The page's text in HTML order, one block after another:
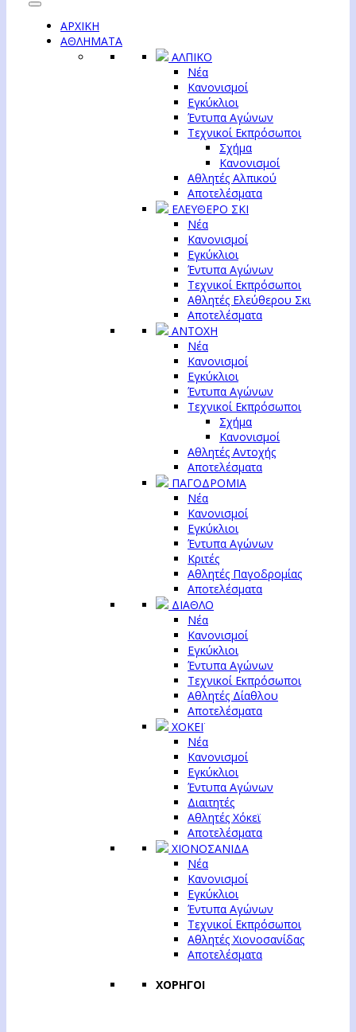
ΑΡΧΙΚΗ
ΑΘΛΗΜΑΤΑ
ΑΛΠΙΚΟ
Νέα
Κανονισμοί
Εγκύκλιοι
Έντυπα Αγώνων
Τεχνικοί Εκπρόσωποι
Σχήμα
Κανονισμοί
Αθλητές Αλπικού
Αποτελέσματα
ΕΛΕΥΘΕΡΟ ΣΚΙ
Νέα
Κανονισμοί
Εγκύκλιοι
Έντυπα Αγώνων
Τεχνικοί Εκπρόσωποι
Αθλητές Ελεύθερου Σκι
Αποτελέσματα
ΑΝΤΟΧΗ
Νέα
Κανονισμοί
Εγκύκλιοι
Έντυπα Αγώνων
Τεχνικοί Εκπρόσωποι
Σχήμα
Κανονισμοί
Αθλητές Αντοχής
Αποτελέσματα
ΠΑΓΟΔΡΟΜΙΑ
Νέα
Κανονισμοί
Εγκύκλιοι
Έντυπα Αγώνων
Κριτές
Αθλητές Παγοδρομίας
Αποτελέσματα
ΔΙΑΘΛΟ
Νέα
Κανονισμοί
Εγκύκλιοι
Έντυπα Αγώνων
Τεχνικοί Εκπρόσωποι
Αθλητές Δίαθλου
Αποτελέσματα
ΧΟΚΕΪ
Νέα
Κανονισμοί
Εγκύκλιοι
Έντυπα Αγώνων
Διαιτητές
Αθλητές Χόκεϊ
Αποτελέσματα
ΧΙΟΝΟΣΑΝΙΔΑ
Νέα
Κανονισμοί
Εγκύκλιοι
Έντυπα Αγώνων
Τεχνικοί Εκπρόσωποι
Αθλητές Χιονοσανίδας
Αποτελέσματα
ΧΟΡΗΓΟΙ